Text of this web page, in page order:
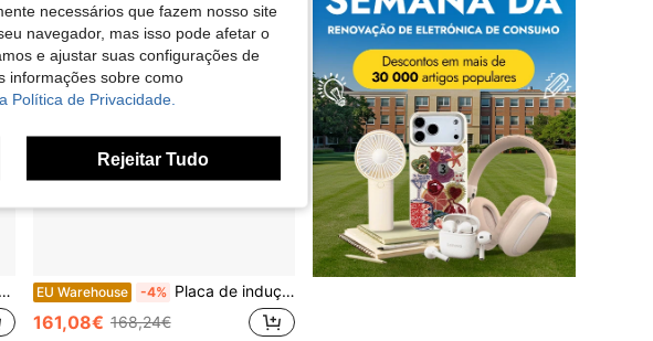
EU Warehouse -4% Placa de indução IsEasy, 5 zonas integradas (circuito duplo), temporizador de passo, 77*52 cm, 8600 W, preto
161,08€ 168,24€
necessários que fazem nosso site
navegador, mas isso pode afetar o
e ajustar suas configurações de
informações sobre como
Política de Privacidade.
Rejeitar Tudo